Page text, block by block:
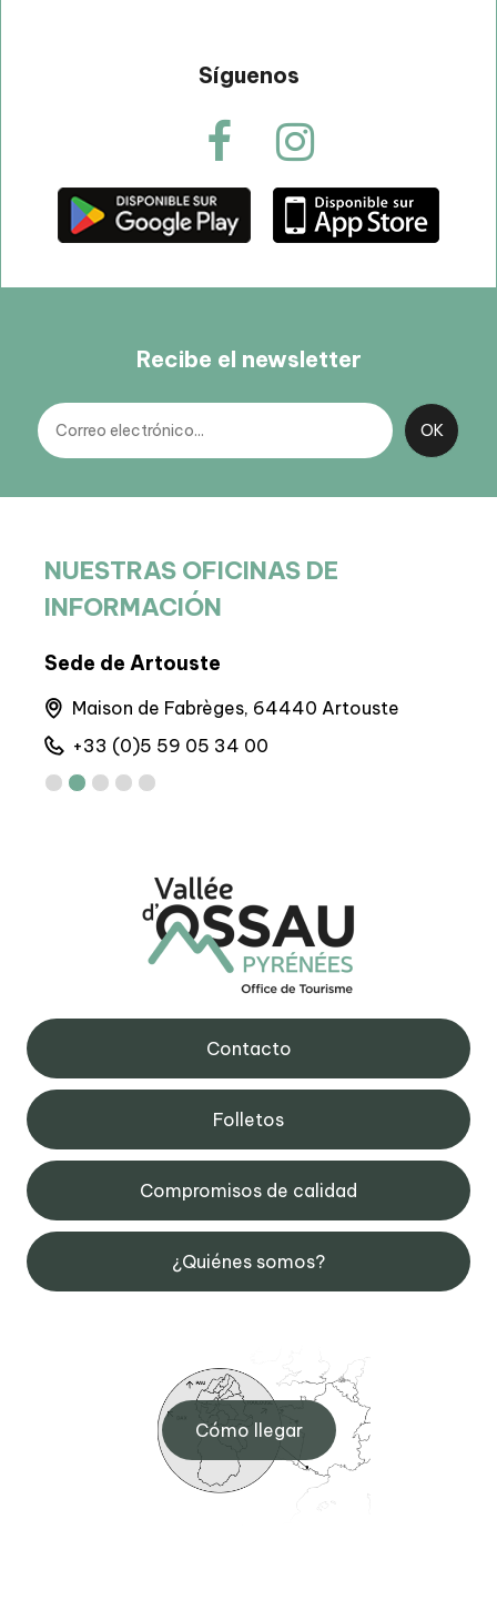
Síguenos
Recibe el newsletter
NUESTRAS OFICINAS DE
INFORMACIÓN
Sede de Artouste
Maison de Fabrèges, 64440 Artouste
+33 (0)5 59 05 34 00
Contacto
Folletos
Compromisos de calidad
¿Quiénes somos?
Cómo llegar